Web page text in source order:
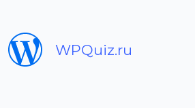
WPQuiz.ru